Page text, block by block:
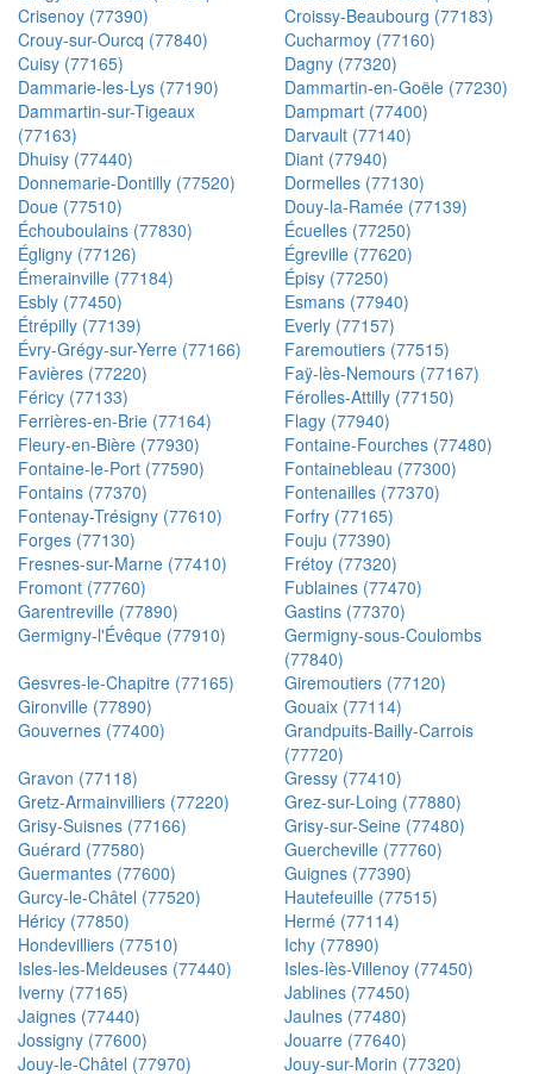
Crisenoy (77390)
Croissy-Beaubourg (77183)
Crouy-sur-Ourcq (77840)
Cucharmoy (77160)
Cuisy (77165)
Dagny (77320)
Dammarie-les-Lys (77190)
Dammartin-en-Goële (77230)
Dammartin-sur-Tigeaux
(77163)
Dampmart (77400)
Darvault (77140)
Dhuisy (77440)
Diant (77940)
Donnemarie-Dontilly (77520)
Dormelles (77130)
Doue (77510)
Douy-la-Ramée (77139)
Échouboulains (77830)
Écuelles (77250)
Égligny (77126)
Égreville (77620)
Émerainville (77184)
Épisy (77250)
Esbly (77450)
Esmans (77940)
Étrépilly (77139)
Everly (77157)
Évry-Grégy-sur-Yerre (77166)
Faremoutiers (77515)
Favières (77220)
Faÿ-lès-Nemours (77167)
Féricy (77133)
Férolles-Attilly (77150)
Ferrières-en-Brie (77164)
Flagy (77940)
Fleury-en-Bière (77930)
Fontaine-Fourches (77480)
Fontaine-le-Port (77590)
Fontainebleau (77300)
Fontains (77370)
Fontenailles (77370)
Fontenay-Trésigny (77610)
Forfry (77165)
Forges (77130)
Fouju (77390)
Fresnes-sur-Marne (77410)
Frétoy (77320)
Fromont (77760)
Fublaines (77470)
Garentreville (77890)
Gastins (77370)
Germigny-l'Évêque (77910)
Germigny-sous-Coulombs
(77840)
Gesvres-le-Chapitre (77165)
Giremoutiers (77120)
Gironville (77890)
Gouaix (77114)
Gouvernes (77400)
Grandpuits-Bailly-Carrois
(77720)
Gravon (77118)
Gressy (77410)
Gretz-Armainvilliers (77220)
Grez-sur-Loing (77880)
Grisy-Suisnes (77166)
Grisy-sur-Seine (77480)
Guérard (77580)
Guercheville (77760)
Guermantes (77600)
Guignes (77390)
Gurcy-le-Châtel (77520)
Hautefeuille (77515)
Héricy (77850)
Hermé (77114)
Hondevilliers (77510)
Ichy (77890)
Isles-les-Meldeuses (77440)
Isles-lès-Villenoy (77450)
Iverny (77165)
Jablines (77450)
Jaignes (77440)
Jaulnes (77480)
Jossigny (77600)
Jouarre (77640)
Jouy-le-Châtel (77970)
Jouy-sur-Morin (77320)